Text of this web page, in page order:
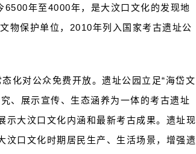
年至4000年，是大汶口文化的发现地
物保护单位，2010年列入国家考古遗址公
化对公众免费开放。遗址公园立足“海岱文
、展示宣传、生态涵养为一体的考古遗址
示大汶口文化内涵和最新考古成果。遗址现
汶口文化时期居民生产、生活场景，增强遗